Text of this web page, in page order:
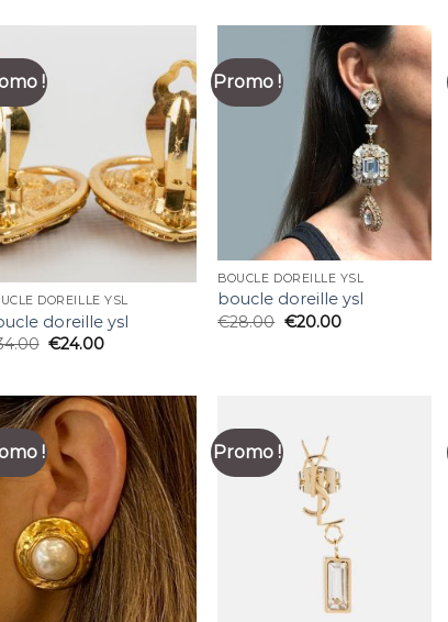
!
DOREILLE YSL
doreille ysl
€24.00
Promo !
BOUCLE DOREILLE YSL
boucle doreille ysl
€28.00 €20.00
! Promo !